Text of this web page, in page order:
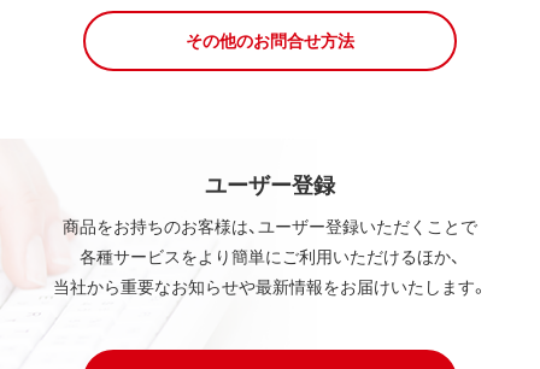
その他のお問合せ方法
ユーザー登録
商品をお持ちのお客様は、ユーザー登録いただくことで
各種サービスをより簡単にご利用いただけるほか、
当社から重要なお知らせや最新情報をお届けいたします。